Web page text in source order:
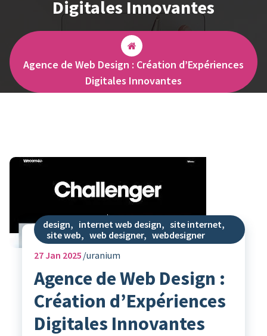
Digitales Innovantes
Agence de Web Design : Création d’Expériences
Digitales Innovantes
design, internet web design, site internet,
site web, web designer, webdesigner
27Jan 2025 uranium
Agence de Web Design :
Création d’Expériences
Digitales Innovantes